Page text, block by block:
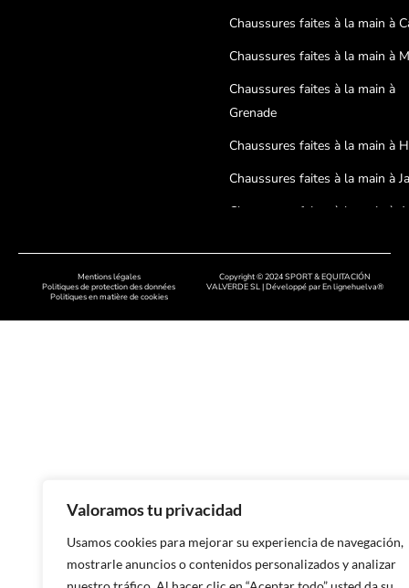
Valoramos tu privacidad
Usamos cookies para mejorar su experiencia de navegación,
mostrarle anuncios o contenidos personalizados y analizar
Chaussures faites à la main à
Chaussures faites à la main à
Chaussures faites à la main à
Grenade
Chaussures faites à la main à
Chaussures faites à la main à
Chaussures faites à la main à
Asturies
Chaussures faites à la main à
Chaussures faites à la main à
Mentions légales
Politiques de protection des données
Politiques en matière de cookies
Copyright © 2024 SPORT & EQUITACIÓN
VALVERDE SL | Développé parEn lignehuelva®